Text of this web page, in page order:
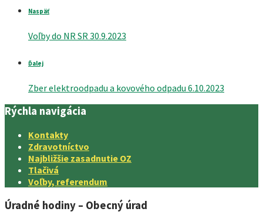
Naspäť
Voľby do NR SR 30.9.2023
Ďalej
Zber elektroodpadu a kovového odpadu 6.10.2023
Rýchla navigácia
Kontakty
Zdravotníctvo
Najbližšie zasadnutie OZ
Tlačivá
Voľby, referendum
Úradné hodiny – Obecný úrad